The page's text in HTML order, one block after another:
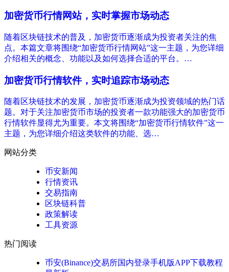
加密货币行情网站，实时掌握市场动态
随着区块链技术的普及，加密货币逐渐成为投资者关注的焦
点。本篇文章将围绕“加密货币行情网站”这一主题，为您详细
介绍相关的概念、功能以及如何选择合适的平台。…
加密货币行情软件，实时追踪市场动态
随着区块链技术的发展，加密货币逐渐成为投资领域的热门话
题。对于关注加密货币市场的投资者一款功能强大的加密货币
行情软件显得尤为重要。本文将围绕“加密货币行情软件”这一
主题，为您详细介绍这类软件的功能、选…
网站分类
币安新闻
行情资讯
交易指南
区块链科普
政策解读
工具资源
热门阅读
币安(Binance)交易所国内登录手机版APP下载教程